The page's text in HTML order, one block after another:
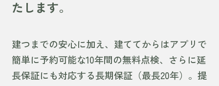
たします。
建つまでの安心に加え、建ててからはアプリで
簡単に予約可能な10年間の無料点検、さらに延
長保証にも対応する長期保証（最長20年）。提